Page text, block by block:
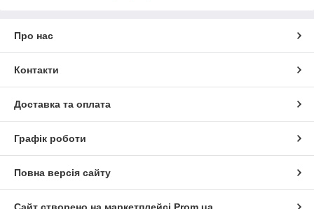
Про нас
Контакти
Доставка та оплата
Графік роботи
Повна версія сайту